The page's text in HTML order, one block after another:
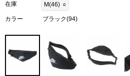
在庫 M(46) ○
カラー ブラック(94)